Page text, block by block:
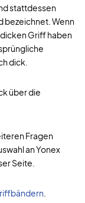
stattdessen
bezeichnet. Wenn
Griff haben
dick.
über die
Fragen
an Yonex
Seite.